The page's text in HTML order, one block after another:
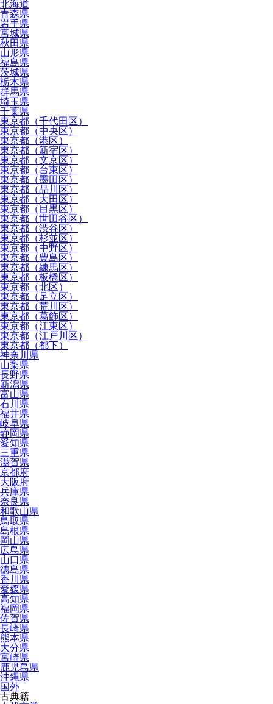
北海道
青森県
岩手県
宮城県
秋田県
山形県
福島県
茨城県
栃木県
群馬県
埼玉県
千葉県
東京都（千代田区）
東京都（中央区）
東京都（港区）
東京都（新宿区）
東京都（文京区）
東京都（台東区）
東京都（墨田区）
東京都（品川区）
東京都（大田区）
東京都（目黒区）
東京都（世田谷区）
東京都（渋谷区）
東京都（杉並区）
東京都（中野区）
東京都（豊島区）
東京都（練馬区）
東京都（板橋区）
東京都（北区）
東京都（足立区）
東京都（荒川区）
東京都（葛飾区）
東京都（江東区）
東京都（江戸川区）
東京都（都下）
神奈川県
山梨県
長野県
新潟県
富山県
石川県
福井県
岐阜県
静岡県
愛知県
三重県
滋賀県
京都府
大阪府
兵庫県
奈良県
和歌山県
鳥取県
島根県
岡山県
広島県
山口県
徳島県
香川県
愛媛県
高知県
福岡県
佐賀県
長崎県
熊本県
大分県
宮崎県
鹿児島県
沖縄県
国外
古典籍